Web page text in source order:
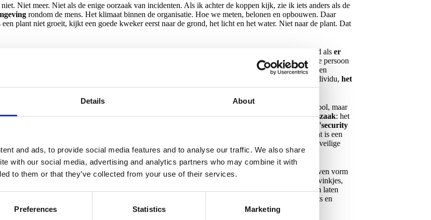
Details About
and ads, to provide social media features and to analyse our traffic. We also share
with our social media, advertising and analytics partners who may combine it with
to them or that they’ve collected from your use of their services.
Preferences Statistics Marketing
Niet meer. Niet als de enige oorzaak van incidenten. Als ik achter de koppen kijk, zie ik iets anders als de
rondom de mens. Het klimaat binnen de organisatie. Hoe we meten, belonen en opbouwen. Daar
plant niet groeit, kijkt een goede kweker eerst naar de grond, het licht en het water. Niet naar de plant. Dat
Dat is op zich niets mis mee. Maar veiligheid krijgt vaak een andere logica: het wordt niet beloond als er
heb in talloze directiekamers gezien hoe iemand zijn keel schraapt en zegt "stop, wacht, risico". Die persoon
gezien hoe goede mensen rationele dingen doen in een prikkelsysteem dat veiligheid onzichtbaar en
is – het moet gewoon werken. Daarom draai ik het perspectief om: het probleem is zelden het individu, het
2022; World Economic Forum, 2024).
wijst de kompas naar
. Dan gaat het niet om nog een campagne of een nieuwe tool, maar
richtlijnen zeggen eigenlijk hetzelfde. De nieuwe Europese regels maken cyber eenbestuurszaak: het
nemen als het moeilijk wordt (European Union, 2022). Amerikaanse autoriteiten benadrukken 'security
die ontwerpen en leveren in plaats van afgeschoven wordt op de eindgebruiker (CISA, 2023). Dat is een
het gaat niet om techniek die de menselijke firewall moet vervangen. Maar het ondersteunt een veilige
oude compliance-denken. Checklists en certificaten hebben hun plek, maar alleen als basis. Ze geven vorm
risicoclassificatie belonen, worden documenten toneelstukjes en veiligheidstheater. We zetten vinkjes,
een nieuwe policy, en denken dat opgestapeld bewijsvaardigheidvervangt. Publieke rapporten laten
workflow en de keten om ons heen. Daar helpen geen extra gadgets als het klimaat shortcuts en
2023).